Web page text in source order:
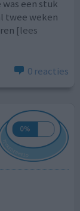
een stuk
twee weken
[lees
0 reacties